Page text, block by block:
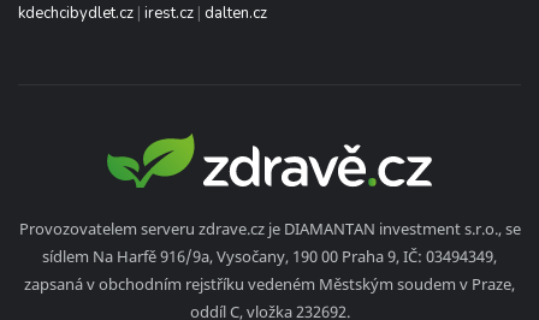
kdechcibydlet.cz | irest.cz | dalten.cz
Provozovatelem serveru zdrave.cz je DIAMANTAN investment s.r.o., se
sídlem Na Harfě 916/9a, Vysočany, 190 00 Praha 9, IČ: 03494349,
zapsaná v obchodním rejstříku vedeném Městským soudem v Praze,
oddíl C, vložka 232692.